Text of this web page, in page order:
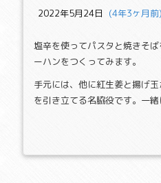
2022年5月24日
  (4年3ヶ月前)
塩辛を使ってパスタと焼きそ
ーハンをつくってみます。
手元には、他に紅生姜と揚げ
を引き立てる名脇役です。一